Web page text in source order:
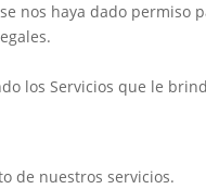
nos haya dado
los Servicios que le
de nuestros servicios.